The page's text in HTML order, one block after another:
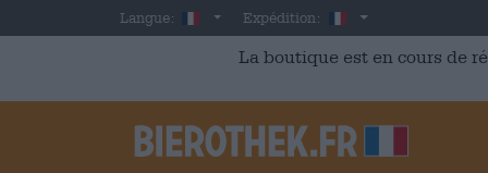
Skip to main contentLangue: FrenchExpédition: France
La boutique est en cours de